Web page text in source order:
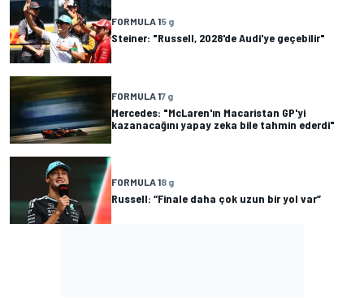
FORMULA 15 g
Steiner: "Russell, 2028'de Audi'ye geçebilir"
FORMULA 17 g
Mercedes: "McLaren'ın Macaristan GP'yi
kazanacağını yapay zeka bile tahmin ederdi"
FORMULA 18 g
Russell: “Finale daha çok uzun bir yol var”